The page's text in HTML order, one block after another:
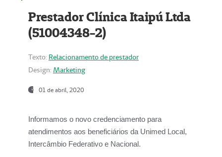
Prestador Clínica Itaipú Ltda
(51004348-2)
Texto: Relacionamento de prestador
Design: Marketing
01 de abril, 2020
Informamos o novo credenciamento para
atendimentos aos beneficiários da Unimed Local,
Intercâmbio Federativo e Nacional.